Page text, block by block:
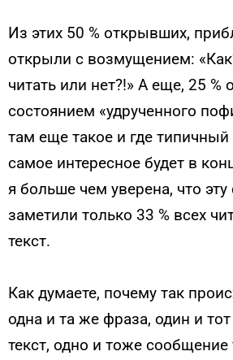
Из этих 50 % открывших,
открыли с возмущением:
читать или нет?!» А еще, 25 %
состоянием «удрученного
там еще такое и где типичный
самое интересное будет в
я больше чем уверена, что
заметили только 33 % всех
текст.
Как думаете, почему так
одна и та же фраза, один и
текст, одно и тоже сообщение